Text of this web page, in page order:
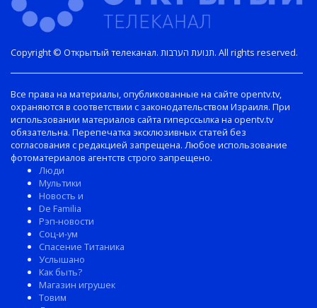
Copyright © Открытый телеканал. תנועת הערבות. All rights reserved.
Все права на материалы, опубликованные на сайте opentv.tv,
охраняются в соответствии с законодательством Израиля. При
использовании материалов сайта гиперссылка на opentv.tv
обязательна. Перепечатка эксклюзивных статей без
согласования с редакцией запрещена. Любое использование
фотоматериалов агентств строго запрещено.
Люди
Мультики
Новость и
De Familia
Рэп-новости
Соц-и-ум
Спасение Титаника
Услышано
Как быть?
Магазин игрушек
Товим